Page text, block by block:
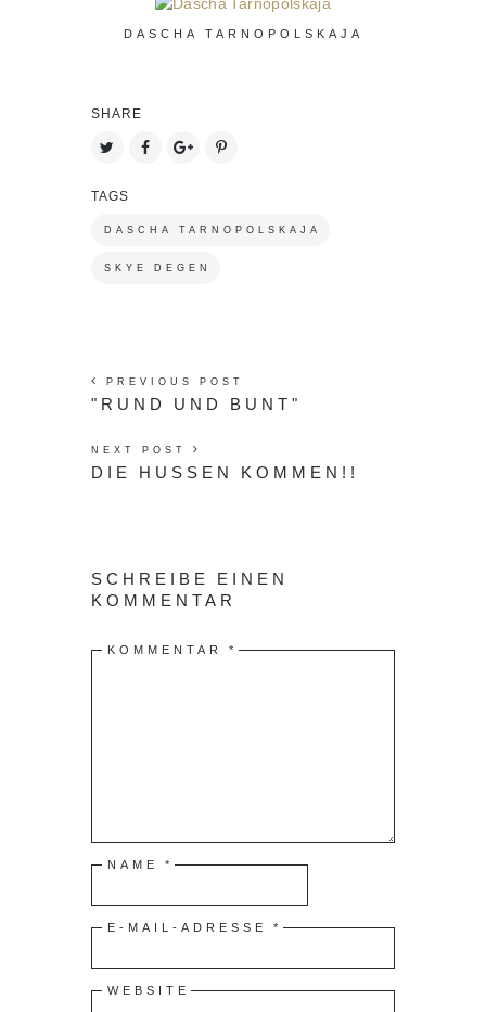
DASCHA TARNOPOLSKAJA
SHARE
TAGS
DASCHA TARNOPOLSKAJA
SKYE DEGEN
PREVIOUS POST
"RUND UND BUNT"
NEXT POST
DIE HUSSEN KOMMEN!!
SCHREIBE EINEN
KOMMENTAR
KOMMENTAR *
NAME *
E-MAIL-ADRESSE *
WEBSITE